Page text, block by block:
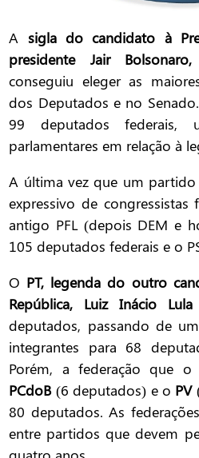
A sigla do candidato à
presidente Jair Bolsonaro,
conseguiu eleger as
dos Deputados e no
99 deputados
parlamentares em relação à
A última vez que um
expressivo de
antigo PFL (depois DEM e
105 deputados federais e o
O PT, legenda do outro
República, Luiz Inácio
deputados, passando de
integrantes para 68
Porém, a federação que
PCdoB(6 deputados) e o PV
80 deputados. As
entre partidos que devem